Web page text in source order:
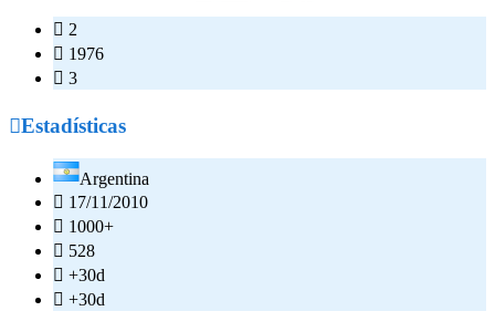
 2
 1976
 3
Estadísticas
Argentina
 17/11/2010
 1000+
 528
 +30d
 +30d